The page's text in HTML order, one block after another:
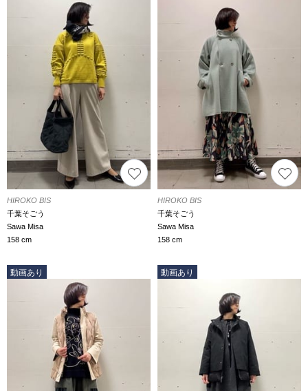
HIROKO BIS
千葉そごう
Sawa Misa
158 cm
HIROKO BIS
千葉そごう
Sawa Misa
158 cm
動画あり 動画あり